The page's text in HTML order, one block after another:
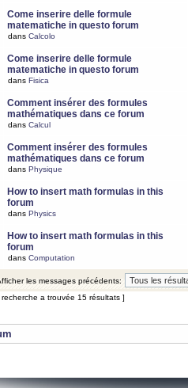
Come inserire delle formule
matematiche in questo forum
dans Calcolo
Come inserire delle formule
matematiche in questo forum
dans Fisica
Comment insérer des formules
mathématiques dans ce forum
dans Calcul
Comment insérer des formules
mathématiques dans ce forum
dans Physique
How to insert math formulas in this
forum
dans Physics
How to insert math formulas in this
forum
dans Computation
les messages précédents:
a trouvée 15 résultats ]